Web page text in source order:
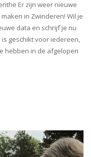
Er zijn weer nieuwe
in Zwinderen! Wil je
data en schrijf je nu
geschikt voor iedereen,
hebben in de afgelopen